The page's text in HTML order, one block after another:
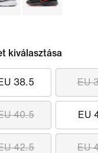
kiválasztása
38.5 EU
40.5 EU
42.5 EU